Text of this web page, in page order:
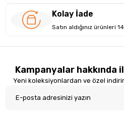
Kolay İade
Satın aldığınız ürünleri
Kampanyalar hakkında
Yeni koleksiyonlardan ve özel